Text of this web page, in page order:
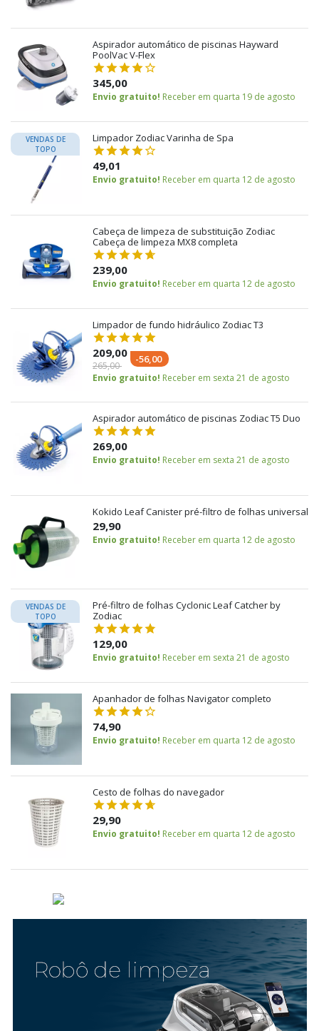
Aspirador automático de piscinas Hayward
PoolVac V-Flex
345,00
Envio gratuito! Receber em quarta 19 de agosto
VENDAS DE
TOPO
Limpador Zodiac Varinha de Spa
49,01
Envio gratuito! Receber em quarta 12 de agosto
Cabeça de limpeza de substituição Zodiac
Cabeça de limpeza MX8 completa
239,00
Envio gratuito! Receber em quarta 12 de agosto
Limpador de fundo hidráulico Zodiac T3
209,00
265,00
-56,00
Envio gratuito! Receber em sexta 21 de agosto
Aspirador automático de piscinas Zodiac T5 Duo
269,00
Envio gratuito! Receber em sexta 21 de agosto
Kokido Leaf Canister pré-filtro de folhas universal
29,90
Envio gratuito! Receber em quarta 12 de agosto
VENDAS DE
TOPO
Pré-filtro de folhas Cyclonic Leaf Catcher by
Zodiac
129,00
Envio gratuito! Receber em sexta 21 de agosto
Apanhador de folhas Navigator completo
74,90
Envio gratuito! Receber em quarta 12 de agosto
Cesto de folhas do navegador
29,90
Envio gratuito! Receber em quarta 12 de agosto